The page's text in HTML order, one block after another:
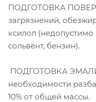
ПОДГОТОВКА
загрязнений,
ксилол (недопустимо
сольвент, бензин).
ПОДГОТОВКА
необходимости
10% от общей массы.